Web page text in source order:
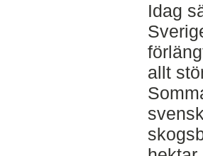
Idag
allt